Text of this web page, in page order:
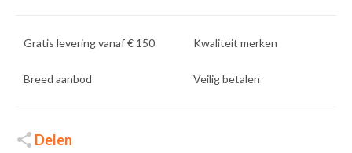
Gratis levering vanaf € 150 Kwaliteit merken
Breed aanbod Veilig betalen
Delen